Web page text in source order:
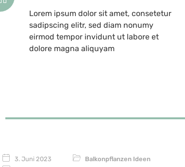
Lorem ipsum dolor sit amet, consetetur
sadipscing elitr, sed diam nonumy
eirmod tempor invidunt ut labore et
dolore magna aliquyam
3. Juni 2023
Balkonpflanzen Ideen